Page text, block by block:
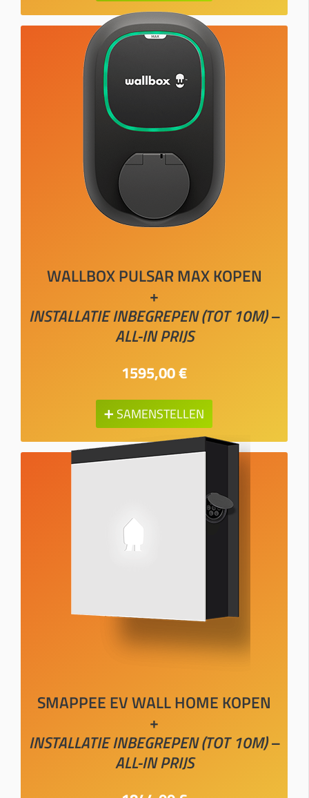
WALLBOX PULSAR MAX KOPEN
+
INSTALLATIE INBEGREPEN (TOT 10M) –
ALL-IN PRIJS
1595,00 €
➕ SAMENSTELLEN
SMAPPEE EV WALL HOME KOPEN
+
INSTALLATIE INBEGREPEN (TOT 10M) –
ALL-IN PRIJS